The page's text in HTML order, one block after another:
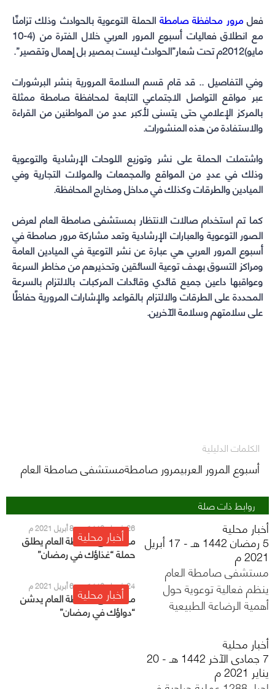
فعلمرور محافظة صامطة الحملة التوعوية بالحوادث وذلك تزامنًا
مع انطلاق فعاليات أسبوع المرور العربي خلال الفترة من (4-10
مايو)2012م تحت شعار”الحوادث ليست بمصير بل إهمال وتقصير”.
وفي التفاصيل .. قد قام قسم السلامة المرورية بنشر البرشورات
عبر مواقع التواصل الاجتماعي التابعة لمحافظة صامطة ممثلة
بالمركز الإعلامي حتى يتسنى لأكبر عددٍ من المواطنين من القراءة
والاستفادة من هذه المنشورات.
واشتملت الحملة على نشر وتوزيع اللوحات الإرشادية والتوعوية
وذلك في عددٍ من المواقع والمجمعات والمولات التجارية وفي
الميادين والطرقات وكذلك في مداخل ومخارج المحافظة.
كما تم استخدام صالات الانتظار بمستشفى صامطة العام لعرض
الصور التوعوية والعبارات الإرشادية وتعد مشاركةمرور صامطةفي
أسبوع المرور العربي هي عبارة عن نشر التوعية في الميادين العامة
ومراكز التسوق بهدف توعية السائقين وتحذيرهم من مخاطر السرعة
وعواقبها داعين جميع قائدي وقائدات المركبات بالالتزام بالسرعة
المحددة على الطرقات والالتزام بالقواعد والإشارات المرورية حفاظًا
على سلامتهم وسلامة الآخرين.
(Opens
in
new
(Opens
in
new
(Opens
in
new
(Opens
in
new
الكلمات الدليلية
أسبوع المرور العربيمرور صامطةمستشفى صامطة العام
روابط ذات صلة
أخبار محلية
5 رمضان 1442 هـ - 17 أبريل
2021 م
مستشفى صامطة العام
ينظم فعالية توعوية حول
أهمية الرضاعة الطبيعية
أخبار محلية26 شعبان 1442 هـ - 8 أبريل 2021 م
مستشفى صامطة العام يطلق
حملة “غذاؤك في رمضان”
أخبار محلية24 شعبان 1442 هـ - 6 أبريل 2021 م
مستشفى صامطة العام يدشن
“دواؤك في رمضان”
أخبار محلية
7 جمادى الآخر 1442 هـ - 20
يناير 2021 م